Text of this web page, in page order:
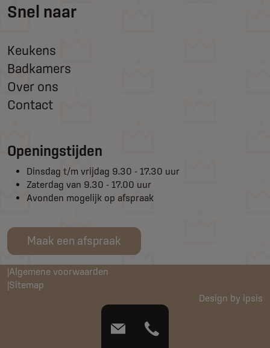
Snel naar
Keukens
Badkamers
Over ons
Contact
Openingstijden
Dinsdag t/m vrijdag 9.30 - 17.30 uur
Zaterdag van 9.30 - 17.00 uur
Avonden mogelijk op afspraak
Maak een afspraak
Algemene voorwaarden
Sitemap
Design by ipsis